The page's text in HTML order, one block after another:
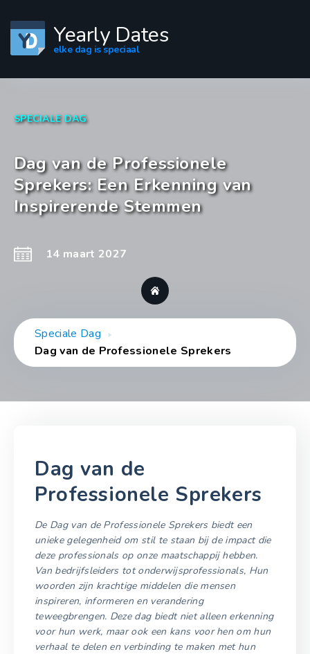
Yearly Dates
elke dag is speciaal
SPECIALE DAG
Dag van de Professionele
Sprekers: Een Erkenning van
Inspirerende Stemmen
14 maart 2027
Speciale Dag
Dag van de Professionele Sprekers
Dag van de
Professionele Sprekers
De Dag van de Professionele Sprekers biedt een
unieke gelegenheid om stil te staan bij de impact die
deze professionals op onze maatschappij hebben.
Van bedrijfsleiders tot onderwijsprofessionals, Hun
woorden zijn krachtige middelen die mensen
inspireren, informeren en verandering
teweegbrengen. Deze dag biedt niet alleen erkenning
voor hun werk, maar ook een kans voor hen om hun
verhaal te delen en verbinding te maken met hun